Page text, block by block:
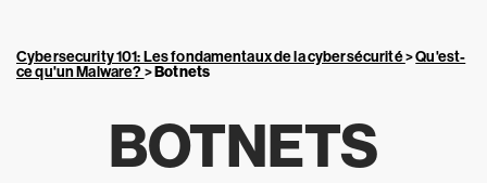
Cybersecurity 101: Les fondamentaux de la cybersécurité>Qu'est-
ce qu'un Malware?>Botnets
BOTNETS